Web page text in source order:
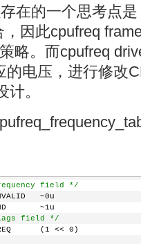
在的一个思考点
因此cpufreq
略。而cpufreq
电压，进行修改
。
field */
~0u
~1u
field */
(1 << 0)